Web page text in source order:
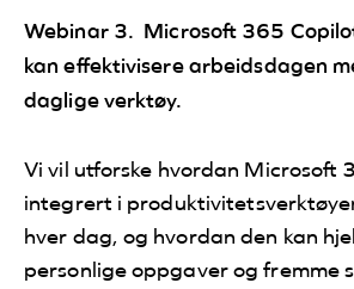
Webinar 3.
Microsoft 365
kan effektivisere arbeidsdagen
daglige verktøy.
Vi vil utforske hvordan Microsoft
integrert i
hver dag, og hvordan den kan
personlige oppgaver og fremme